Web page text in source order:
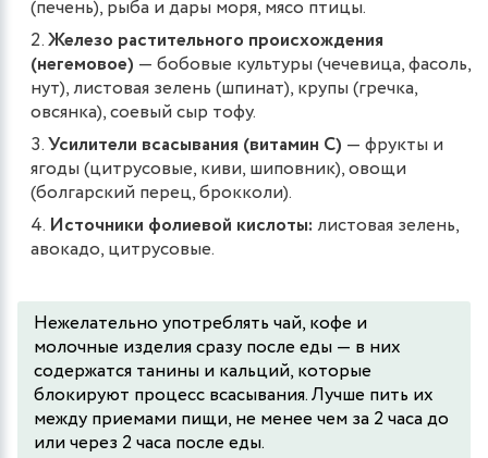
(печень), рыба и дары моря, мясо птицы.
Железо растительного происхождения
(негемовое) — бобовые культуры (чечевица, фасоль,
нут), листовая зелень (шпинат), крупы (гречка,
овсянка), соевый сыр тофу.
Усилители всасывания (витамин С) — фрукты и
ягоды (цитрусовые, киви, шиповник), овощи
(болгарский перец, брокколи).
Источники фолиевой кислоты: листовая зелень,
авокадо, цитрусовые.
Нежелательно употреблять чай, кофе и
молочные изделия сразу после еды — в них
содержатся танины и кальций, которые
блокируют процесс всасывания. Лучше пить их
между приемами пищи, не менее чем за 2 часа до
или через 2 часа после еды.